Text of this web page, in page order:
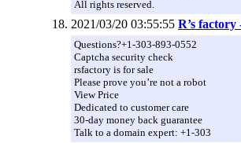
All rights reserved.
2021/03/20 03:55:55 R’s
Questions?+1-303-893-0552
Captcha security check
rsfactory is for sale
Please prove you’re not a robot
View Price
Dedicated to customer care
30-day money back guarantee
Talk to a domain expert: +1-303